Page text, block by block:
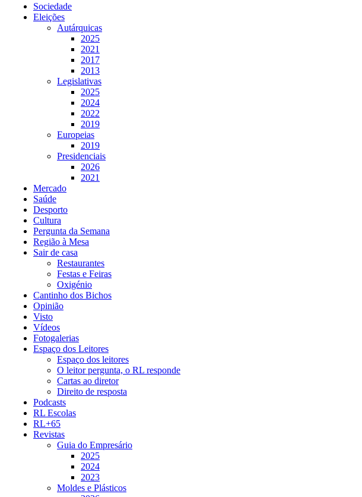
Sociedade
Eleições
Autárquicas
2025
2021
2017
2013
Legislativas
2025
2024
2022
2019
Europeias
2019
Presidenciais
2026
2021
Mercado
Saúde
Desporto
Cultura
Pergunta da Semana
Região à Mesa
Sair de casa
Restaurantes
Festas e Feiras
Oxigénio
Cantinho dos Bichos
Opinião
Visto
Vídeos
Fotogalerias
Espaço dos Leitores
Espaço dos leitores
O leitor pergunta, o RL responde
Cartas ao diretor
Direito de resposta
Podcasts
RL Escolas
RL+65
Revistas
Guia do Empresário
2025
2024
2023
Moldes e Plásticos